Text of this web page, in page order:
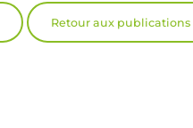
Retour aux publications